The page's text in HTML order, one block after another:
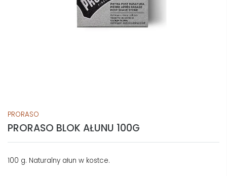
PRORASO
PRORASO BLOK AŁUNU 100G
100 g. Naturalny ałun w kostce.